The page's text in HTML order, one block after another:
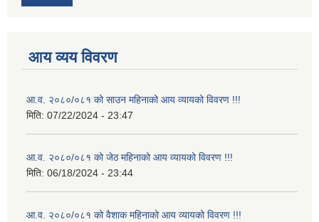
आय व्यय विवरण
आ.व. २०८०/०८१ को साउन महिनाको आय व्यायको विवरण !!!
मिति: 07/22/2024 - 23:47
आ.व. २०८०/०८१ को जेठ महिनाको आय व्यायको विवरण !!!
मिति: 06/18/2024 - 23:44
आ.व. २०८०/०८१ को वैशाक महिनाको आय व्यायको विवरण !!!